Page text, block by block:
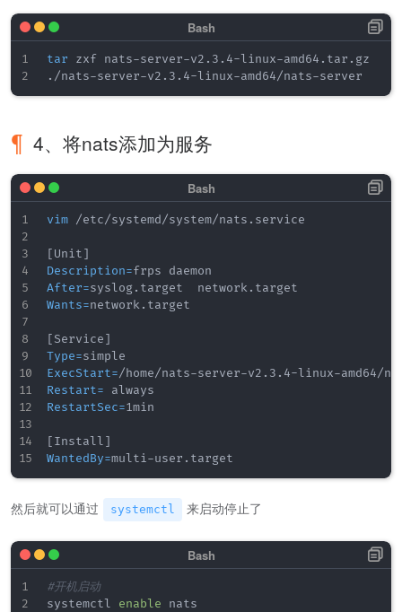
tar zxf nats-server-v2.3.4-linux-amd64.tar.gz
4、将nats添加为服务
vim /etc/systemd/system/nats.service
[Unit]
Description=
After=
Wants=network.target
[Service]
Type=
ExecStart=
Restart=
RestartSec=1min
[Install]
WantedBy=
然后就可以通过 systemctl 来启动停止了
#开机启动
systemctl enable nats